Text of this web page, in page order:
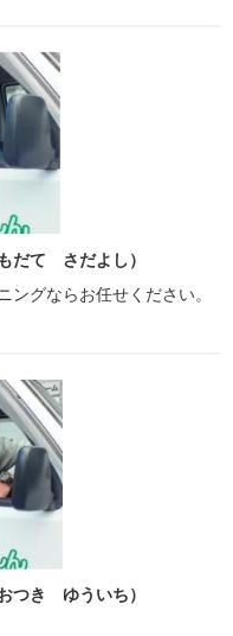
だて さだよし）
グならお任せください。
つき ゆういち）